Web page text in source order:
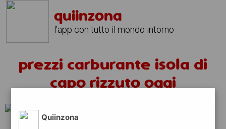
quiinzona
l'app con tutto il mondo intorno
prezzi carburante isola di
capo rizzuto oggi
Quiinzona